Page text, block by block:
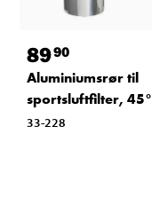
8990
Aluminiumsrør til
sportsluftfilter, 45°
33-228